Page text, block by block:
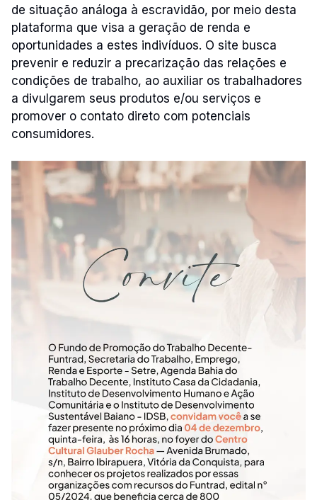
de situação análoga à escravidão, por meio desta
plataforma que visa a geração de renda e
oportunidades a estes indivíduos. O site busca
prevenir e reduzir a precarização das relações e
condições de trabalho, ao auxiliar os trabalhadores
a divulgarem seus produtos e/ou serviços e
promover o contato direto com potenciais
consumidores.